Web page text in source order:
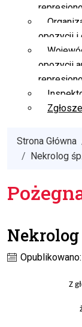
opozycji i
opozycji
Strona Główna
Nekrolog
Z